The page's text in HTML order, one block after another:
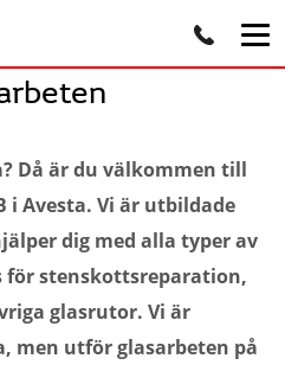
Då är du välkommen till
i Avesta. Vi är utbildade
dig med alla typer av
för stenskottsreparation,
glasrutor. Vi är
men utför glasarbeten på